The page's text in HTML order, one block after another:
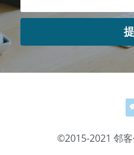
©2015-2021 邻